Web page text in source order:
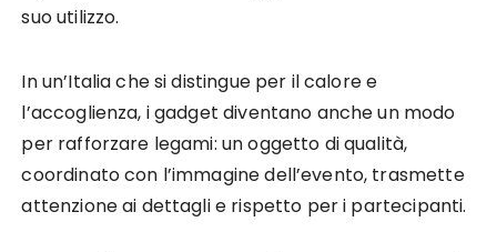
suo utilizzo.
In un’Italia che si distingue per il calore e
l’accoglienza, i gadget diventano anche un modo
per rafforzare legami: un oggetto di qualità,
coordinato con l’immagine dell’evento, trasmette
attenzione ai dettagli e rispetto per i partecipanti.